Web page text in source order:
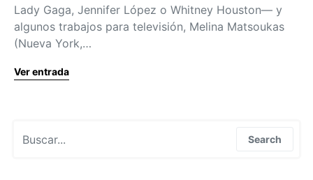
Lady Gaga, Jennifer López o Whitney Houston— y
algunos trabajos para televisión, Melina Matsoukas
(Nueva York,…
Ver entrada
Search